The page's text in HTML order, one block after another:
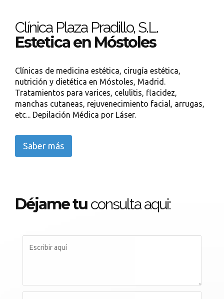
Clínica Plaza Pradillo, S.L.
Estetica en Móstoles
Clínicas de medicina estética, cirugía estética,
nutrición y dietética en Móstoles, Madrid.
Tratamientos para varices, celulitis, flacidez,
manchas cutaneas, rejuvenecimiento facial, arrugas,
etc... Depilación Médica por Láser.
Saber más
Déjame tu consulta aqui: